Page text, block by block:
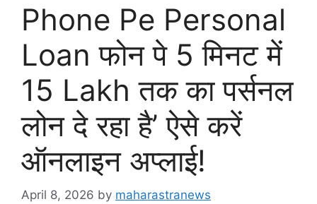
Phone Pe Personal
Loan फोन पे 5 मिनट में
15 Lakh तक का पर्सनल
लोन दे रहा है’ ऐसे करें
ऑनलाइन अप्लाई!
April 8, 2026 by maharastranews